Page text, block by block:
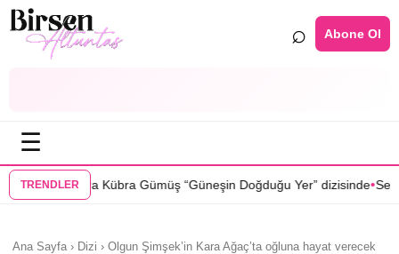
⌕ Abone Ol
☰
TRENDLER
“Güneşin Doğduğu Yer” dizisinde•Selin Türkmen “Karma”
Ana Sayfa › Dizi › Olgun Şimşek’in Kara Ağaç’ta oğluna hayat verecek